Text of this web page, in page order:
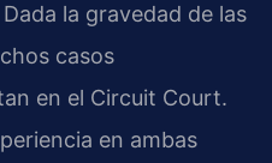
la gravedad de las
casos
en el Circuit Court.
en ambas